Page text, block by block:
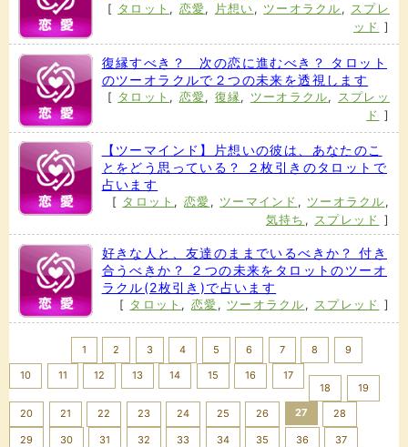
[ タロット , 恋愛, 片想い , ツーオラクル , スプレ
ッド ]
復縁すべき？ 次の恋に進むべき？ タロット
のツーオラクルで２つの未来を透視します
[ タロット , 恋愛, 復縁 , ツーオラクル,
スプレッ
ド ]
【ツーマインド】片想いの彼は、あなたのこ
とをどう思っている？ ２枚引きのタロットで
占います
[ タロット ,恋愛 , ツーマインド , ツーオラクル ,
気持ち , スプレッド ]
好きな人と、友達のままでいるべきか？ 付き
合うべきか？ ２つの未来をタロットのツーオ
ラクル(2枚引き)で占います
[ タロット , 恋愛 , ツーオラクル , スプレッド ]
1 2 3 4 5 6 7 8 9
10 11 12 13 14 15 16
17
18
19
20 21 22 23 24 25 26 27 28
29 30 31 32 33 34 35 36 37